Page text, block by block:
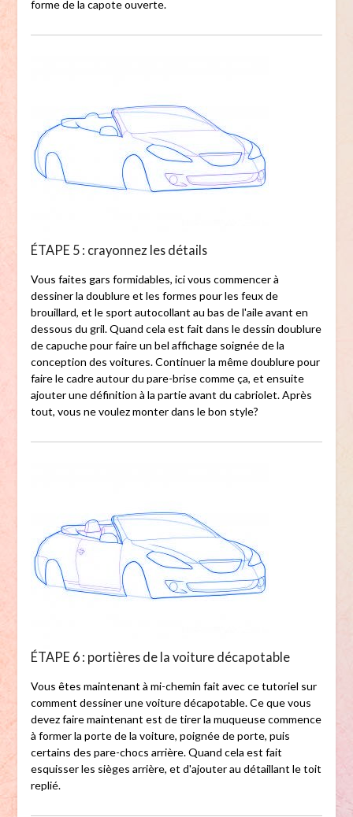
forme de la capote ouverte.
ÉTAPE 5 : crayonnez les détails
Vous faites gars formidables, ici vous commencer à
dessiner la doublure et les formes pour les feux de
brouillard, et le sport autocollant au bas de l'aile avant en
dessous du gril. Quand cela est fait dans le dessin doublure
de capuche pour faire un bel affichage soignée de la
conception des voitures. Continuer la même doublure pour
faire le cadre autour du pare-brise comme ça, et ensuite
ajouter une définition à la partie avant du cabriolet. Après
tout, vous ne voulez monter dans le bon style?
ÉTAPE 6 : portières de la voiture décapotable
Vous êtes maintenant à mi-chemin fait avec ce tutoriel sur
comment dessiner une voiture décapotable. Ce que vous
devez faire maintenant est de tirer la muqueuse commence
à former la porte de la voiture, poignée de porte, puis
certains des pare-chocs arrière. Quand cela est fait
esquisser les sièges arrière, et d'ajouter au détaillant le toit
replié.